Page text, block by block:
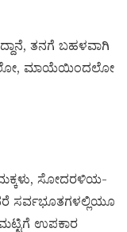
ತನಗೆ ಬಹಳವಾಗಿ
ಮಾಯೆಯಿಂದಲೋ
ಸೋದರಳಿಯ-
ಸರ್ವಭೂತಗಳಲ್ಲಿಯೂ
ಉಪಕಾರ